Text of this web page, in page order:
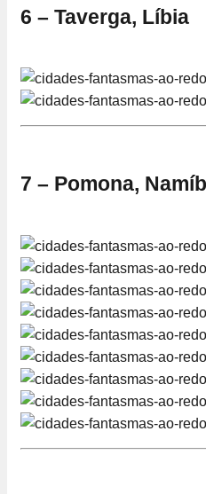
6 – Taverga, Líbia
7 – Pomona,